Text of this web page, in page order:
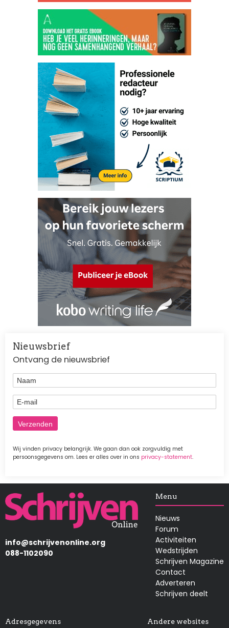
Nieuwsbrief
Ontvang de nieuwsbrief
Naam
E-mail
Wij vinden privacy belangrijk. We gaan dan ook zorgvuldig met
persoonsgegevens om. Lees er alles over in ons privacy-statement.
Afbeelding
info@schrijvenonline.org
088-1102090
Menu
Nieuws
Forum
Activiteiten
Wedstrijden
Schrijven Magazine
Contact
Adverteren
Schrijven deelt
Adresgegevens Andere websites